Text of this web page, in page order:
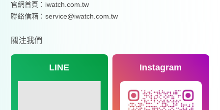
官網首頁： iwatch.com.tw
聯絡信箱：service@iwatch.com.tw
關注我們
LINE Instagram